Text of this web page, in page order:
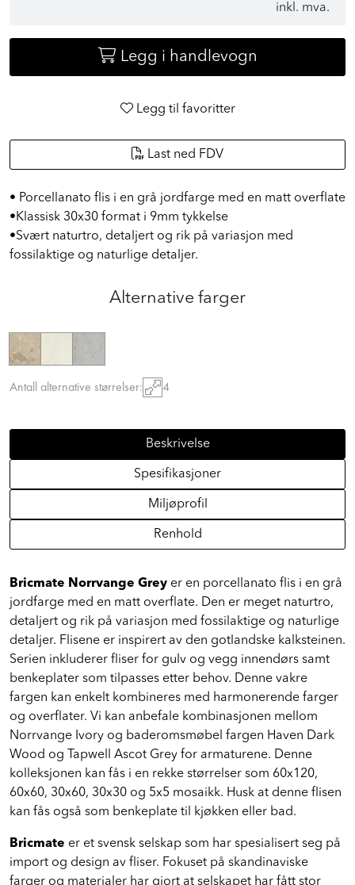
inkl. mva.
Legg i handlevogn
Legg til favoritter
Last ned FDV
• Porcellanato flis i en grå jordfarge med en matt overflate
•Klassisk 30x30 format i 9mm tykkelse
•Svært naturtro, detaljert og rik på variasjon med
fossilaktige og naturlige detaljer.
Alternative farger
Antall alternative størrelser: 4
Beskrivelse
Spesifikasjoner
Miljøprofil
Renhold
Bricmate Norrvange Grey er en porcellanato flis i en grå
jordfarge med en matt overflate. Den er meget naturtro,
detaljert og rik på variasjon med fossilaktige og naturlige
detaljer. Flisene er inspirert av den gotlandske kalksteinen.
Serien inkluderer fliser for gulv og vegg innendørs samt
benkeplater som tilpasses etter behov. Denne vakre
fargen kan enkelt kombineres med harmonerende farger
og overflater. Vi kan anbefale kombinasjonen mellom
Norrvange Ivory og baderomsmøbel fargen Haven Dark
Wood og Tapwell Ascot Grey for armaturene. Denne
kolleksjonen kan fås i en rekke størrelser som 60x120,
60x60, 30x60, 30x30 og 5x5 mosaikk. Husk at denne flisen
kan fås også som benkeplate til kjøkken eller bad.
Bricmate er et svensk selskap som har spesialisert seg på
import og design av fliser. Fokuset på skandinaviske
farger og materialer har gjort at selskapet har fått stor